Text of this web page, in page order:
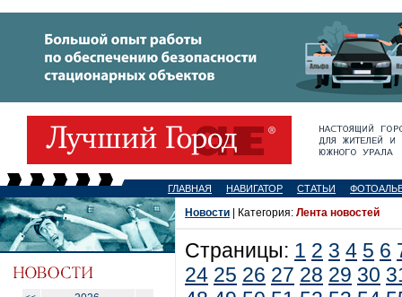
ГЛАВНАЯ НАВИГАТОР СТАТЬИ
Новости | Категория: Лента новостей
Страницы: 1 2 3 4 5 6
24 25 26 27 28 29 30